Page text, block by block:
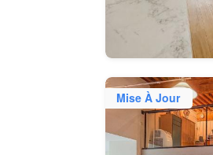
Mise À Jour